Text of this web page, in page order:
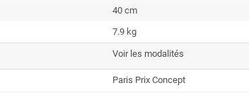
40 cm
7.9 kg
Voir les modalités
Paris Prix Concept